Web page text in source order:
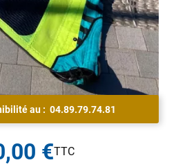
au : 04.89.79.74.81
€